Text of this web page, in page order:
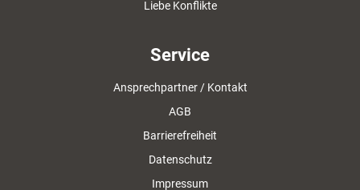
Liebe Konflikte
Service
Ansprechpartner / Kontakt
AGB
Barrierefreiheit
Datenschutz
Impressum